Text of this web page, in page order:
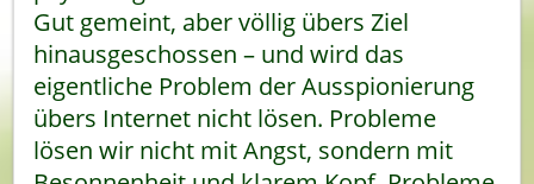
Gut gemeint, aber völlig übers Ziel
hinausgeschossen – und wird das
eigentliche Problem der Ausspionierung
übers Internet nicht lösen. Probleme
lösen wir nicht mit Angst, sondern mit